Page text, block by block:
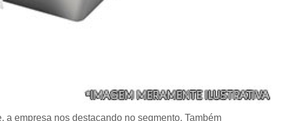
Ribbon para
Ribbon para
empresa nos destacando no segmento. Também